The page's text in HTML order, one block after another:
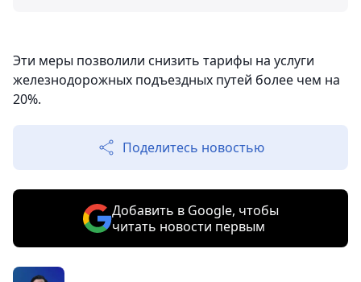
Эти меры позволили снизить тарифы на услуги
железнодорожных подъездных путей более чем на
20%.
Поделитесь новостью
Добавить в Google, чтобы
читать новости первым